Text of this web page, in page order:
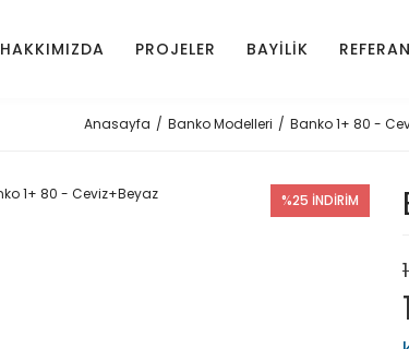
HAKKIMIZDA PROJELER BAYİLİK
Anasayfa Banko Modelleri Banko 1+ 80 -
%25 İNDİRİM